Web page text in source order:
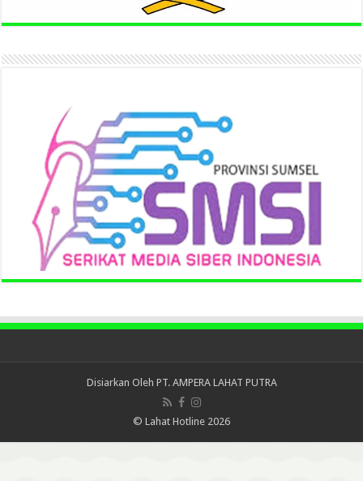
Disiarkan Oleh PT. AMPERA LAHAT PUTRA
© Lahat Hotline 2026